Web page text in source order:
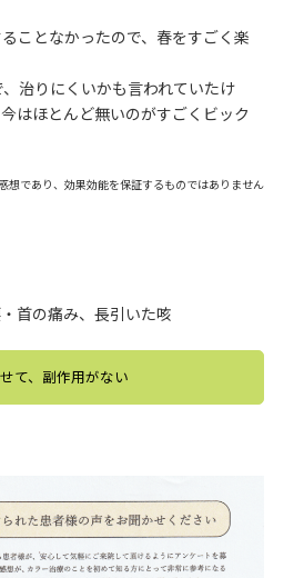
ことなかったので、春をすごく楽
、治りにくいかも言われていたけ
はほとんど無いのがすごくビック
想であり、効果効能を保証するものではありません
首の痛み、長引いた咳
て、副作用がない